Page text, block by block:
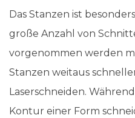
Das Stanzen ist
große Anzahl von
vorgenommen werden
Stanzen weitaus
Laserschneiden.
Kontur einer Form